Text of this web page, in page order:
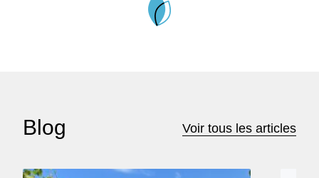
Blog Voir tous les articles